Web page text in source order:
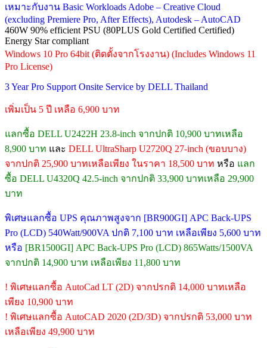
เหมาะกับงาน Basic Workloads Adobe – Creative Cloud
(excluding Premiere Pro, After Effects), Autodesk – AutoCAD
460W 90% efficient PSU (80PLUS Gold Certified Certified)
Energy Star compliant
Windows 10 Pro 64bit (ติดตั้งจากโรงงาน) (Includes Windows 11
Pro License)
3 Year Pro Support Onsite Service by DELL Thailand
เพิ่มเป็น 5 ปี เหลือ 6,900 บาท
แลกซื้อ DELL U2422H 23.8-inch จากปกติ 10,900 บาทเหลือ
8,900 บาท และ DELL UltraSharp U2720Q 27-inch (ขอบบาง)
จากปกติ 25,900 บาทเหลือเพียง ในราคา 18,500 บาท หรือ แลก
ซื้อ DELL U4320Q 42.5-inch จากปกติ 33,900 บาทเหลือ 29,900
บาท
พิเศษแลกซื้อ UPS คุณภาพสูงจาก [BR900GI] APC Back-UPS
Pro (LCD) 540Watt/900VA ปกติ 7,100 บาท เหลือเพียง 5,600 บาท
หรือ [BR1500GI] APC Back-UPS Pro (LCD) 865Watts/1500VA
จากปกติ 14,900 บาท เหลือเพียง 11,800 บาท
! พิเศษแลกซื้อ AutoCad LT (2D) จากปรกติ 14,000 บาทเหลือ
เพียง 10,900 บาท
! พิเศษแลกซื้อ AutoCAD 2020 (2D/3D) จากปรกติ 53,000 บาท
เหลือเพียง 49,900 บาท